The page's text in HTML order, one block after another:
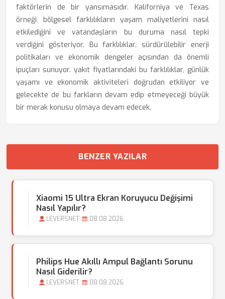
faktörlerin de bir yansımasıdır. Kaliforniya ve Texas
örneği, bölgesel farklılıkların yaşam maliyetlerini nasıl
etkilediğini ve vatandaşların bu duruma nasıl tepki
verdiğini gösteriyor. Bu farklılıklar, sürdürülebilir enerji
politikaları ve ekonomik dengeler açısından da önemli
ipuçları sunuyor. yakıt fiyatlarındaki bu farklılıklar, günlük
yaşamı ve ekonomik aktiviteleri doğrudan etkiliyor ve
gelecekte de bu farkların devam edip etmeyeceği büyük
bir merak konusu olmaya devam edecek.
BENZER YAZILAR
Xiaomi 15 Ultra Ekran Koruyucu Değişimi
Nasıl Yapılır?
LEVERSNET 08.08.2026
Philips Hue Akıllı Ampul Bağlantı Sorunu
Nasıl Giderilir?
LEVERSNET 08.08.2026